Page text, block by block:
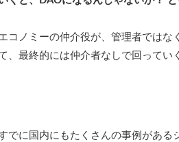
コノミーの仲介役が、管理者ではな
、最終的には仲介者なしで回ってい
でに国内にもたくさんの事例がある